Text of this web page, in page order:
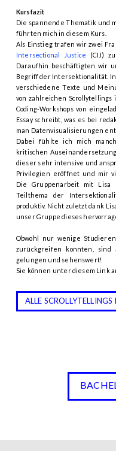
Kursfazit
Die spannende Thematik und
führten mich in diesem Kurs.
Als Einstieg trafen wir zwei
Intersectional Justice (CIJ)
Daraufhin beschäftigten wir
Begriff der Intersektionalität.
verschiedene Texte und
von zahlreichen Scrollytellings
Coding-Workshops von
Essay schreibt, was es bei
man Datenvisualisierungen
Dabei fühlte ich mich
kritischen
dieser sehr intensive und
Privilegien eröffnet und mir
Die Gruppenarbeit mit Lisa
Teilthema der
produktiv. Nicht zuletzt dank
unser Gruppe dieses
Obwohl nur wenige
zurückgreifen konnten,
gelungen und sehenswert!
Sie können unter diesem Link
ALLE SCROLLYTELLINGS